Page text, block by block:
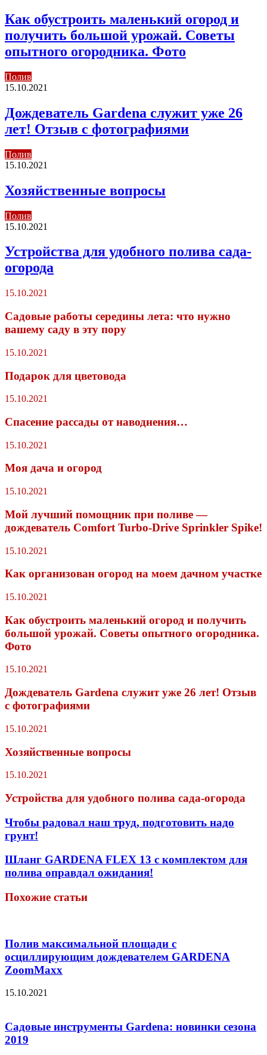
Как обустроить маленький огород и
получить большой урожай. Советы
опытного огородника. Фото
Полив
15.10.2021
Дождеватель Gardena служит уже 26
лет! Отзыв с фотографиями
Полив
15.10.2021
Хозяйственные вопросы
Полив
15.10.2021
Устройства для удобного полива сада-
огорода
15.10.2021
Садовые работы середины лета: что нужно
вашему саду в эту пору
15.10.2021
Подарок для цветовода
15.10.2021
Спасение рассады от наводнения…
15.10.2021
Моя дача и огород
15.10.2021
Мой лучший помощник при поливе —
дождеватель Comfort Turbo-Drive Sprinkler Spike!
15.10.2021
Как организован огород на моем дачном участке
15.10.2021
Как обустроить маленький огород и получить
большой урожай. Советы опытного огородника.
Фото
15.10.2021
Дождеватель Gardena служит уже 26 лет! Отзыв
с фотографиями
15.10.2021
Хозяйственные вопросы
15.10.2021
Устройства для удобного полива сада-огорода
Чтобы радовал наш труд, подготовить надо
грунт!
Шланг GARDENA FLEX 13 с комплектом для
полива оправдал ожидания!
Похожие статьи
Полив максимальной площади с
осциллирующим дождевателем GARDENA
ZoomMaxx
15.10.2021
Садовые инструменты Gardena: новинки сезона
2019